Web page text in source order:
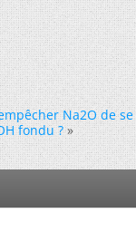
Na2O de se
fondu ? »